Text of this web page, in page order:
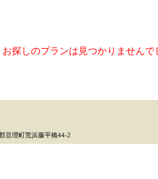
お探しのプランは見つかりません
亘理町荒浜藤平橋44-2